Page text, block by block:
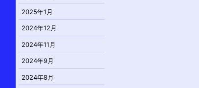
2025年1月
2024年12月
2024年11月
2024年9月
2024年8月